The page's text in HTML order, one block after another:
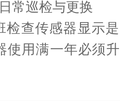
巡检与更换
传感器显示是
使用满一年必须